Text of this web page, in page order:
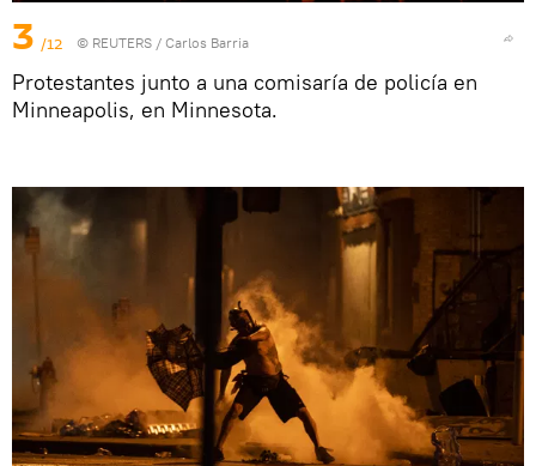
3 /12 © REUTERS / Carlos Barria
Protestantes junto a una comisaría de policía en
Minneapolis, en Minnesota.